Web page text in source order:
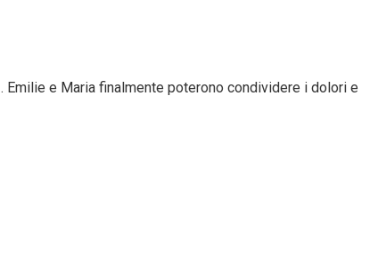
e Maria finalmente poterono condividere i dolori e